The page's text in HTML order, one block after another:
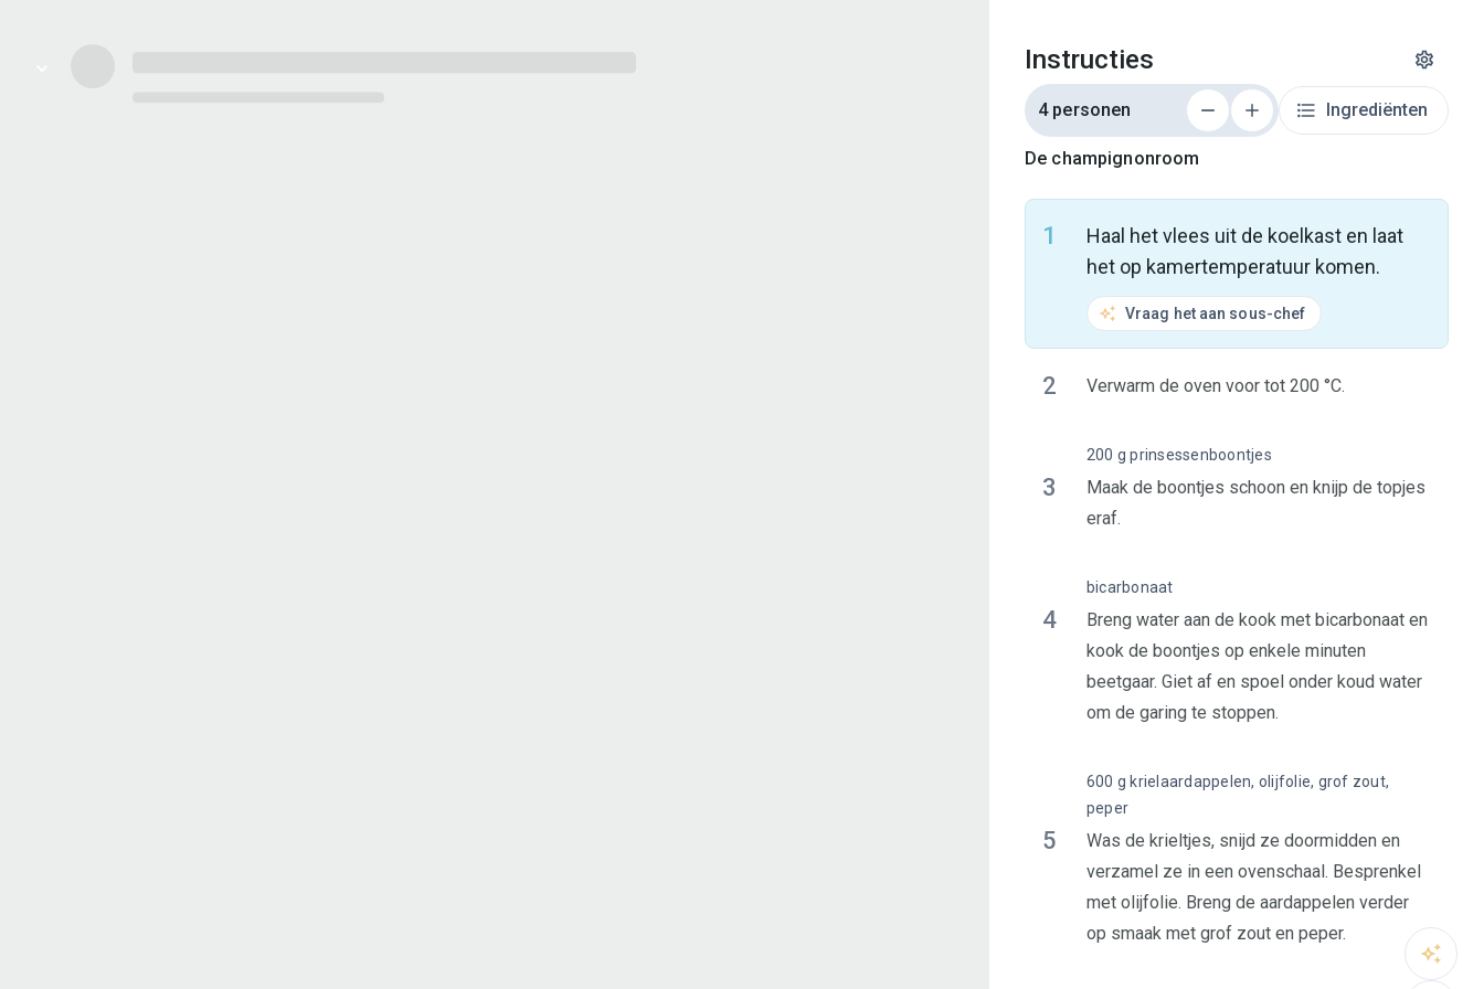
Instructies
4 personen Ingrediënten
De champignonroom
1
Haal het vlees uit de koelkast en laat
het op kamertemperatuur komen.
Vraag het aan sous-chef
2 Verwarm de oven voor tot 200 °C.
3
Maak de boontjes schoon en knijp de topjes
eraf.
200 g prinsessenboontjes
4
Breng water aan de kook met bicarbonaat en
kook de boontjes op enkele minuten
beetgaar. Giet af en spoel onder koud water
om de garing te stoppen.
bicarbonaat
5
Was de krieltjes, snijd ze doormidden en
verzamel ze in een ovenschaal. Besprenkel
met olijfolie. Breng de aardappelen verder
op smaak met grof zout en peper.
600 g krielaardappelen, olijfolie, grof zout,
peper